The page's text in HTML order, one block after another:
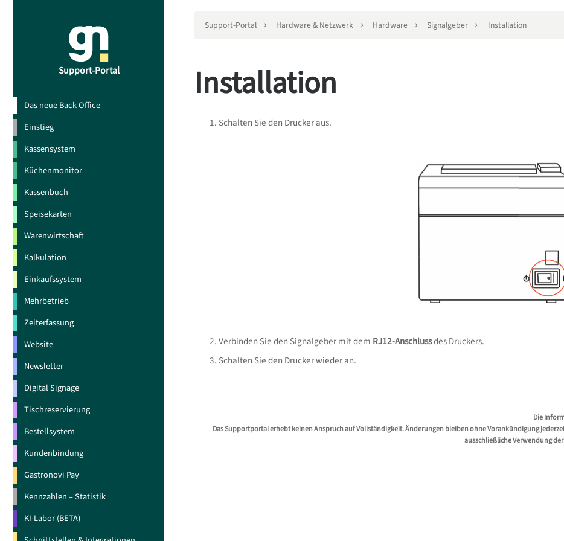
Support-Portal
Das neue Back Office
Einstieg
Kassensystem
Küchenmonitor
Kassenbuch
Speisekarten
Warenwirtschaft
Kalkulation
Einkaufssystem
Mehrbetrieb
Zeiterfassung
Website
Newsletter
Digital Signage
Tischreservierung
Bestellsystem
Kundenbindung
Gastronovi Pay
Kennzahlen – Statistik
KI-Labor (BETA)
Support-Portal Hardware & Netzwerk Hardware Signalgeber Installation
Installation
Schalten Sie den Drucker aus.
Verbinden Sie den Signalgeber mit dem RJ12-Anschlussdes Druckers.
Schalten Sie den Drucker wieder an.
Die
Das Supportportal erhebt keinen Anspruch auf Vollständigkeit. Änderungen bleiben ohne Vorankündigung
ausschließliche Verwendung